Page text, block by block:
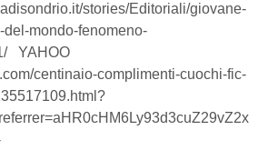
stories/Editoriali/giovane-
mondo-fenomeno-
YAHOO
centinaio-complimenti-cuochi-fic-